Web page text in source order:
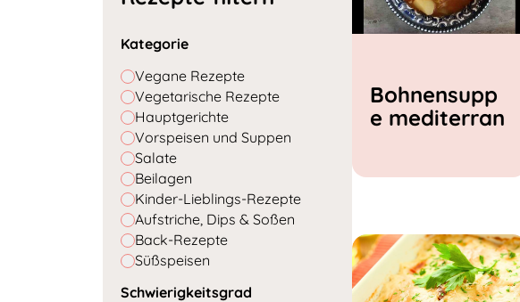
Kategorie
Vegane Rezepte
Vegetarische Rezepte
Hauptgerichte
Vorspeisen und Suppen
Salate
Beilagen
Kinder-Lieblings-Rezepte
Aufstriche, Dips & Soßen
Back-Rezepte
Süßspeisen
Schwierigkeitsgrad
Bohnensupp
e mediterran